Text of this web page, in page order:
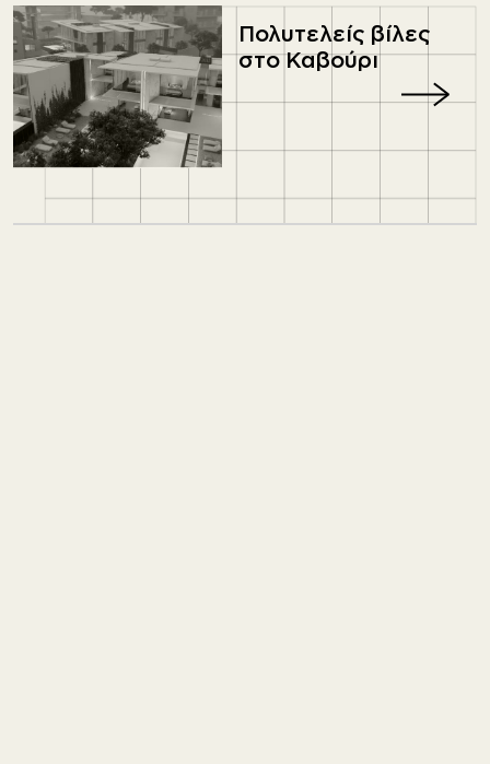
Πολυτελείς βίλες
στο Καβούρι